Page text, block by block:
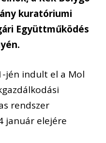
kuratóriumi
Együttműködés
jén indult el a Mol
rendszer
január elejére